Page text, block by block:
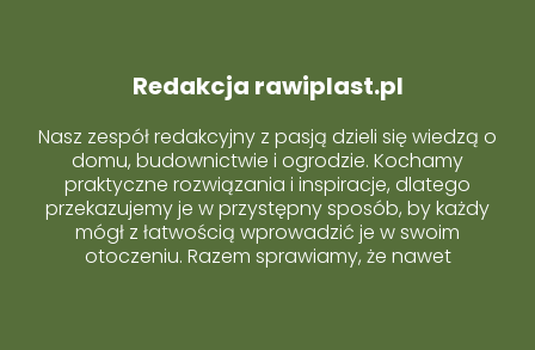
Redakcja rawiplast.pl
Nasz zespół redakcyjny z pasją dzieli się wiedzą o
domu, budownictwie i ogrodzie. Kochamy
praktyczne rozwiązania i inspiracje, dlatego
przekazujemy je w przystępny sposób, by każdy
mógł z łatwością wprowadzić je w swoim
otoczeniu. Razem sprawiamy, że nawet